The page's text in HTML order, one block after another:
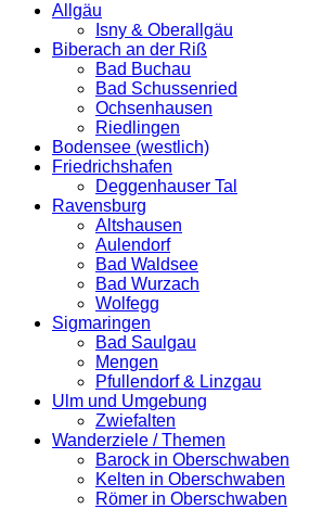
Allgäu
Isny & Oberallgäu
Biberach an der Riß
Bad Buchau
Bad Schussenried
Ochsenhausen
Riedlingen
Bodensee (westlich)
Friedrichshafen
Deggenhauser Tal
Ravensburg
Altshausen
Aulendorf
Bad Waldsee
Bad Wurzach
Wolfegg
Sigmaringen
Bad Saulgau
Mengen
Pfullendorf & Linzgau
Ulm und Umgebung
Zwiefalten
Wanderziele / Themen
Barock in Oberschwaben
Kelten in Oberschwaben
Römer in Oberschwaben